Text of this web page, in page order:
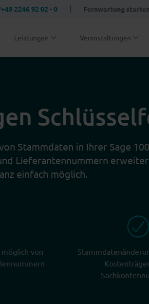
+49 2246 92 02 - 0 Fernwartung
Leistungen Veranstaltungen
Stammdaten in Ihrer Sage 100
Lieferantennummern
einfach möglich.
von